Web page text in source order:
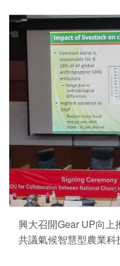
興大召開Gear UP向上
共議氣候智慧型農業科